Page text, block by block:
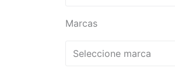
Marcas
Seleccione marca